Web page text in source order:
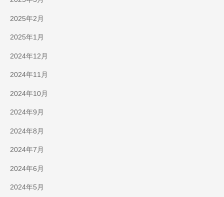
2025年2月
2025年1月
2024年12月
2024年11月
2024年10月
2024年9月
2024年8月
2024年7月
2024年6月
2024年5月